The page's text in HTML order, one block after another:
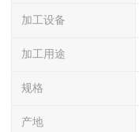
加工设备
加工用途
规格
产地